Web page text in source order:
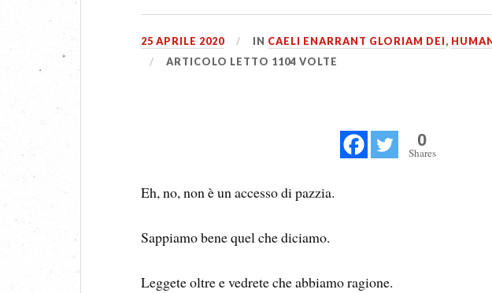
25 APRILE 2020 IN CAELI ENARRANT GLORIAM DEI,
ARTICOLO LETTO 1104 VOLTE
0
Shares
Eh, no, non è un accesso di pazzia.
Sappiamo bene quel che diciamo.
Leggete oltre e vedrete che abbiamo ragione.